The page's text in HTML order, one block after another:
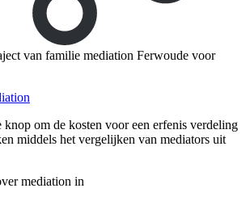
van familie mediation Ferwoude voor
om de kosten voor een erfenis verdeling
middels het vergelijken van mediators uit
mediation in